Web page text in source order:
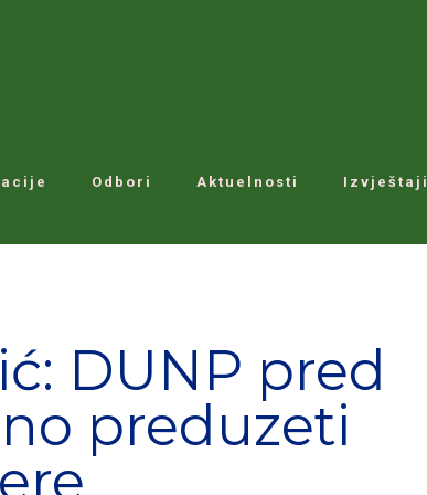
Odbori Aktuelnosti Izvještaji
DUNP pred
preduzeti